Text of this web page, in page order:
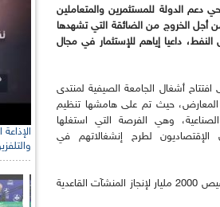
دعم الدولة للمستثمرين والمتعاملين
أجل الخروج من الضائقة التي تشهدها
النفط، داعيا إياهم للإستثمار في مجال
أشغال الجامعة الصيفية لمنتدى
حيث تم على هامشها تنظيم
وهي الفرصة التي استغلها
الإقتصاديون لطرح إنشغالاتهم في
كما كشف أويحي عن تخصيص 2000 مليار لإنجاز المنشآت القاعدية